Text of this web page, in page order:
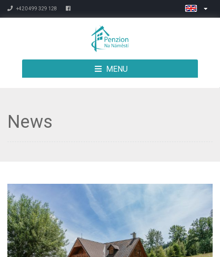
+420 499 329 128
MENU
News